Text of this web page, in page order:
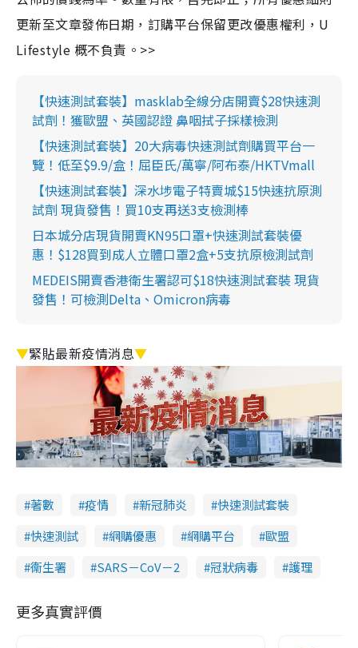
更新至文章發佈日期，訂購平台保留更改優惠權利，U
Lifestyle 概不負責。>>
【快速測試套裝】masklab全線分店開賣$28快速測
試劑！獲歐盟、英國認證 鼻咽拭子採樣檢測
【快速測試套裝】20大病毒快速測試劑購買平台一
覽！低至$9.9/盒！屈臣氏/萬寧/阿布泰/HKTVmall
【快速測試套裝】深水埗電子特賣城$15快速抗原測
試劑 現貨發售！買10支再送3支檢測棒
日本城分店現貨開賣KN95口罩+快速測試套裝優
惠！$128買到成人立體口罩2盒+5支抗原檢測試劑
MEDEIS開賣香港衛生署認可$18快速測試套裝 現貨
發售！可檢測Delta、Omicron病毒
▼緊貼最新疫情消息▼
著數 疫情 新冠肺炎
快速測試套裝
快速測試
網購優惠 網購平台
歐盟
衞生署
SARS－CoV－2 冠狀病毒 護理
更多真實評價